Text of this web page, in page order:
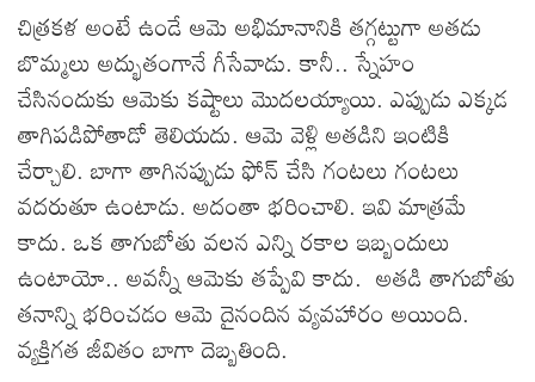
చిత్రకళ అంటే ఉండే ఆమె అభిమానానికి తగ్గట్టుగా అతడు
బొమ్మలు అద్భుతంగానే గీసేవాడు. కానీ.. స్నేహం
చేసినందుకు ఆమెకు కష్టాలు మొదలయ్యాయి. ఎప్పుడు ఎక్కడ
తాగిపడిపోతాడో తెలియదు. ఆమె వెళ్లి అతడిని ఇంటికి
చేర్చాలి. బాగా తాగినప్పుడు ఫోన్ చేసి గంటలు గంటలు
వదరుతూ ఉంటాడు. అదంతా భరించాలి. ఇవి మాత్రమే
కాదు. ఒక తాగుబోతు వలన ఎన్ని రకాల ఇబ్బందులు
ఉంటాయో.. అవన్నీ ఆమెకు తప్పేవి కాదు. అతడి తాగుబోతు
తనాన్ని భరించడం ఆమె దైనందిన వ్యవహారం అయింది.
వ్యక్తిగత జీవితం బాగా దెబ్బతింది.